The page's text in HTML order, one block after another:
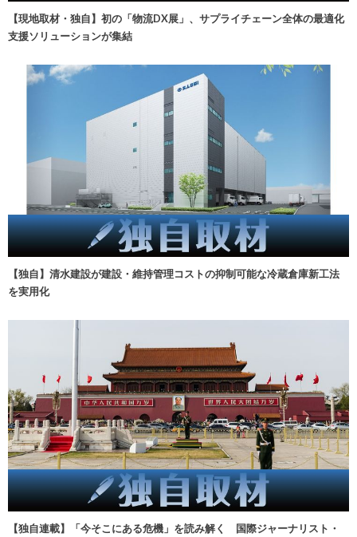
【現地取材・独自】初の「物流DX展」、サプライチェーン全体の最適化
支援ソリューションが集結
【独自】清水建設が建設・維持管理コストの抑制可能な冷蔵倉庫新工法
を実用化
【独自連載】「今そこにある危機」を読み解く 国際ジャーナリスト・